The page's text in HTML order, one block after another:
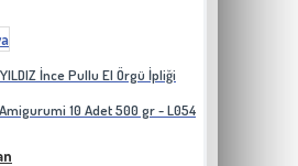
İnce Pullu El Örgü İpliği
Amigurumi 10 Adet 500 gr - L054